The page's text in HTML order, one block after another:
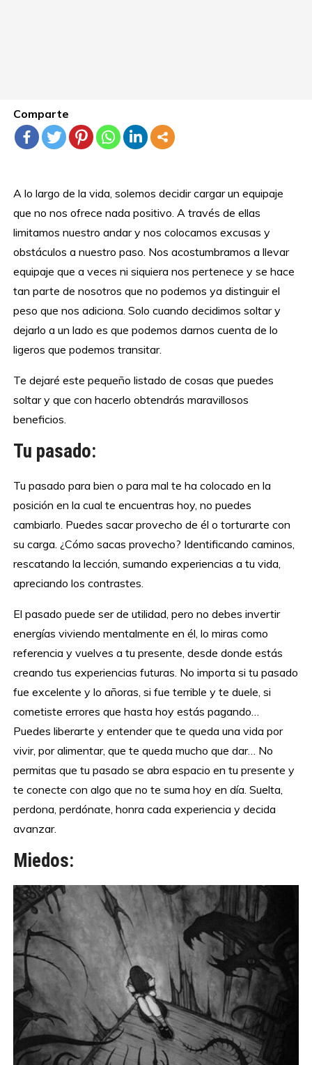
Comparte
A lo largo de la vida, solemos decidir cargar un equipaje
que no nos ofrece nada positivo. A través de ellas
limitamos nuestro andar y nos colocamos excusas y
obstáculos a nuestro paso. Nos acostumbramos a llevar
equipaje que a veces ni siquiera nos pertenece y se hace
tan parte de nosotros que no podemos ya distinguir el
peso que nos adiciona. Solo cuando decidimos soltar y
dejarlo a un lado es que podemos darnos cuenta de lo
ligeros que podemos transitar.
Te dejaré este pequeño listado de cosas que puedes
soltar y que con hacerlo obtendrás maravillosos
beneficios.
Tu pasado:
Tu pasado para bien o para mal te ha colocado en la
posición en la cual te encuentras hoy, no puedes
cambiarlo. Puedes sacar provecho de él o torturarte con
su carga. ¿Cómo sacas provecho? Identificando caminos,
rescatando la lección, sumando experiencias a tu vida,
apreciando los contrastes.
El pasado puede ser de utilidad, pero no debes invertir
energías viviendo mentalmente en él, lo miras como
referencia y vuelves a tu presente, desde donde estás
creando tus experiencias futuras. No importa si tu pasado
fue excelente y lo añoras, si fue terrible y te duele, si
cometiste errores que hasta hoy estás pagando…
Puedes liberarte y entender que te queda una vida por
vivir, por alimentar, que te queda mucho que dar… No
permitas que tu pasado se abra espacio en tu presente y
te conecte con algo que no te suma hoy en día. Suelta,
perdona, perdónate, honra cada experiencia y decida
avanzar.
Miedos: